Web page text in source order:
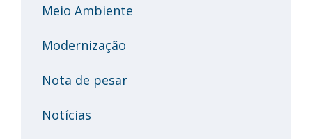
Meio Ambiente
Modernização
Nota de pesar
Notícias